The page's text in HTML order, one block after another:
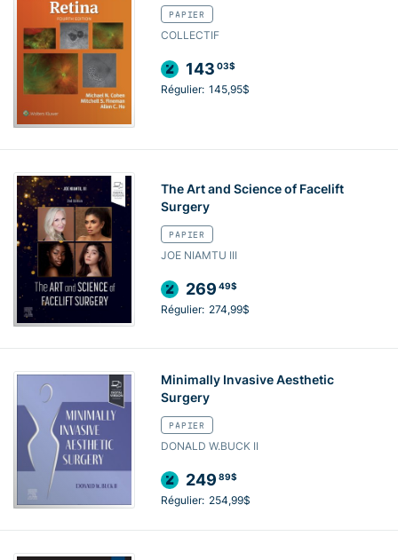
PAPIER
COLLECTIF
143 03$
Régulier: 145,95$
The Art and Science of Facelift
Surgery
PAPIER
JOE NIAMTU III
269 49$
Régulier: 274,99$
Minimally Invasive Aesthetic
Surgery
PAPIER
DONALD W.BUCK II
249 89$
Régulier: 254,99$